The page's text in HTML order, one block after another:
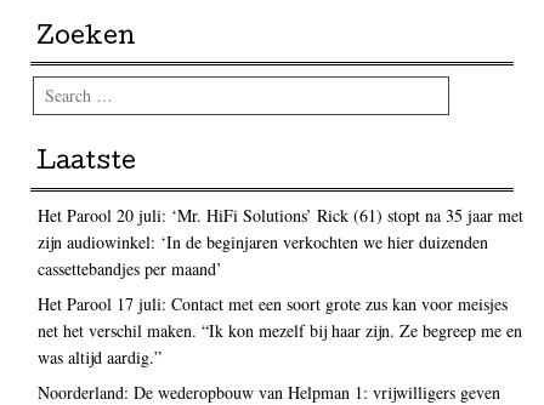
Zoeken
Search
Laatste
Het Parool 20 juli: ‘Mr. HiFi Solutions’ Rick (61) stopt na 35 jaar met
zijn audiowinkel: ‘In de beginjaren verkochten we hier duizenden
cassettebandjes per maand’
Het Parool 17 juli: Contact met een soort grote zus kan voor meisjes
net het verschil maken. “Ik kon mezelf bij haar zijn. Ze begreep me en
was altijd aardig.”
Noorderland: De wederopbouw van Helpman 1: vrijwilligers geven